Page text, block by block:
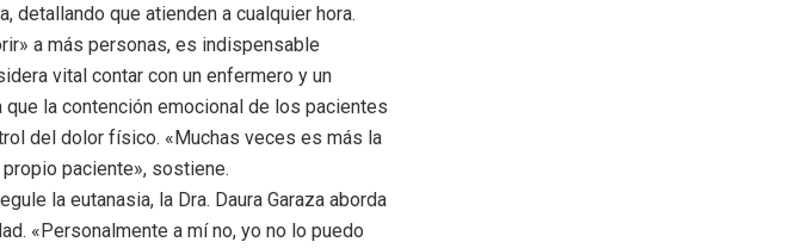
detallando que atienden a cualquier hora.
a más personas, es indispensable
vital contar con un enfermero y un
la contención emocional de los pacientes
del dolor físico. «Muchas veces es más la
paciente», sostiene.
la eutanasia, la Dra. Daura Garaza aborda
«Personalmente a mí no, yo no lo puedo